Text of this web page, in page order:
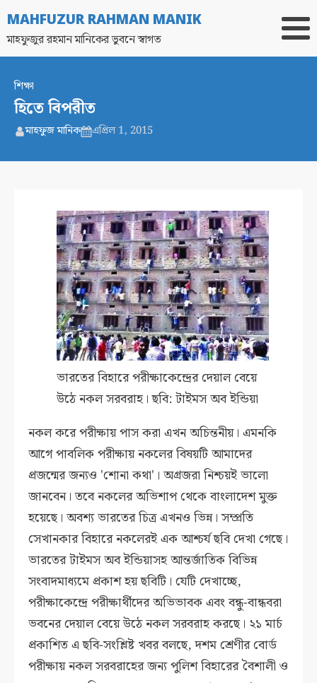
MAHFUZUR RAHMAN MANIK
মাহফুজুর রহমান মানিকের ভুবনে স্বাগত
শিক্ষা
হিতে বিপরীত
মাহফুজ মানিক এপ্রিল 1, 2015
ভারতের বিহারে পরীক্ষাকেন্দ্রের দেয়াল বেয়ে
উঠে নকল সরবরাহ। ছবি: টাইমস অব ইন্ডিয়া
নকল করে পরীক্ষায় পাস করা এখন অচিন্তনীয়। এমনকি
আগে পাবলিক পরীক্ষায় নকলের বিষয়টি আমাদের
প্রজন্মের জন্যও 'শোনা কথা'। অগ্রজরা নিশ্চয়ই ভালো
জানবেন। তবে নকলের অভিশাপ থেকে বাংলাদেশ মুক্ত
হয়েছে। অবশ্য ভারতের চিত্র এখনও ভিন্ন। সম্প্রতি
সেখানকার বিহারে নকলেরই এক আশ্চর্য ছবি দেখা গেছে।
ভারতের টাইমস অব ইন্ডিয়াসহ আন্তর্জাতিক বিভিন্ন
সংবাদমাধ্যমে প্রকাশ হয় ছবিটি। যেটি দেখাচ্ছে,
পরীক্ষাকেন্দ্রে পরীক্ষার্থীদের অভিভাবক এবং বন্ধু-বান্ধবরা
ভবনের দেয়াল বেয়ে উঠে নকল সরবরাহ করছে। ২১ মার্চ
প্রকাশিত এ ছবি-সংশ্লিষ্ট খবর বলছে, দশম শ্রেণীর বোর্ড
পরীক্ষায় নকল সরবরাহের জন্য পুলিশ বিহারের বৈশালী ও